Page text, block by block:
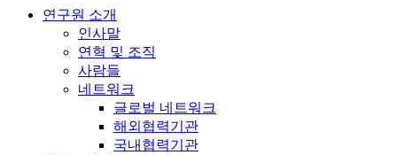
연구원 소개
인사말
연혁 및 조직
사람들
네트워크
글로벌 네트워크
해외협력기관
국내협력기관